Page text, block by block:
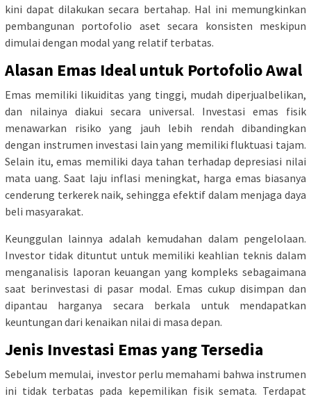
kini dapat dilakukan secara bertahap. Hal ini memungkinkan
pembangunan portofolio aset secara konsisten meskipun
dimulai dengan modal yang relatif terbatas.
Alasan Emas Ideal untuk Portofolio Awal
Emas memiliki likuiditas yang tinggi, mudah diperjualbelikan,
dan nilainya diakui secara universal. Investasi emas fisik
menawarkan risiko yang jauh lebih rendah dibandingkan
dengan instrumen investasi lain yang memiliki fluktuasi tajam.
Selain itu, emas memiliki daya tahan terhadap depresiasi nilai
mata uang. Saat laju inflasi meningkat, harga emas biasanya
cenderung terkerek naik, sehingga efektif dalam menjaga daya
beli masyarakat.
Keunggulan lainnya adalah kemudahan dalam pengelolaan.
Investor tidak dituntut untuk memiliki keahlian teknis dalam
menganalisis laporan keuangan yang kompleks sebagaimana
saat berinvestasi di pasar modal. Emas cukup disimpan dan
dipantau harganya secara berkala untuk mendapatkan
keuntungan dari kenaikan nilai di masa depan.
Jenis Investasi Emas yang Tersedia
Sebelum memulai, investor perlu memahami bahwa instrumen
ini tidak terbatas pada kepemilikan fisik semata. Terdapat